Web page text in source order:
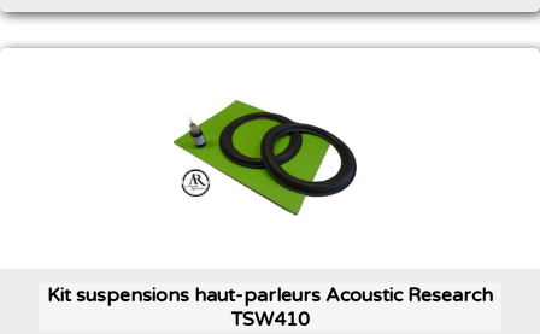
Kit suspensions haut-parleurs Acoustic Research
TSW410